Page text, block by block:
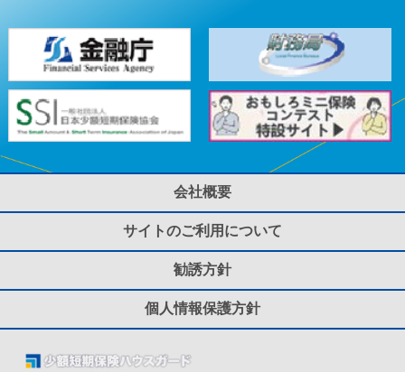
会社概要
サイトのご利用について
勧誘方針
個人情報保護方針